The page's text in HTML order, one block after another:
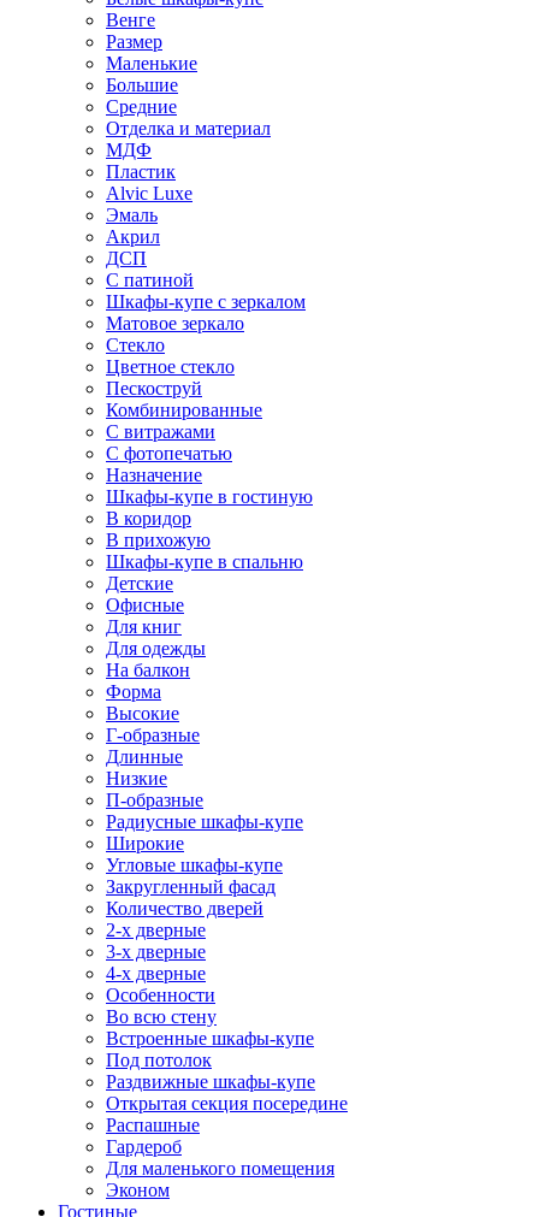
Венге
Размер
Маленькие
Большие
Средние
Отделка и материал
МДФ
Пластик
Alvic Luxe
Эмаль
Акрил
ДСП
С патиной
Шкафы-купе с зеркалом
Матовое зеркало
Стекло
Цветное стекло
Пескоструй
Комбинированные
С витражами
С фотопечатью
Назначение
Шкафы-купе в гостиную
В коридор
В прихожую
Шкафы-купе в спальню
Детские
Офисные
Для книг
Для одежды
На балкон
Форма
Высокие
Г-образные
Длинные
Низкие
П-образные
Радиусные шкафы-купе
Широкие
Угловые шкафы-купе
Закругленный фасад
Количество дверей
2-х дверные
3-х дверные
4-х дверные
Особенности
Во всю стену
Встроенные шкафы-купе
Под потолок
Раздвижные шкафы-купе
Открытая секция посередине
Распашные
Гардероб
Для маленького помещения
Эконом
Гостиные